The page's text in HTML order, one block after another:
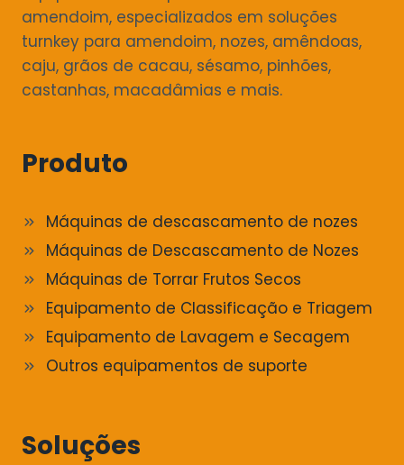
amendoim, especializados em soluções
turnkey para amendoim, nozes, amêndoas,
caju, grãos de cacau, sésamo, pinhões,
castanhas, macadâmias e mais.
Produto
Máquinas de descascamento de nozes
Máquinas de Descascamento de Nozes
Máquinas de Torrar Frutos Secos
Equipamento de Classificação e Triagem
Equipamento de Lavagem e Secagem
Outros equipamentos de suporte
Soluções